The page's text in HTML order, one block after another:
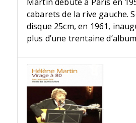
Martin débute à Paris en
cabarets de la rive gauche.
disque 25cm, en 1961,
plus d’une trentaine